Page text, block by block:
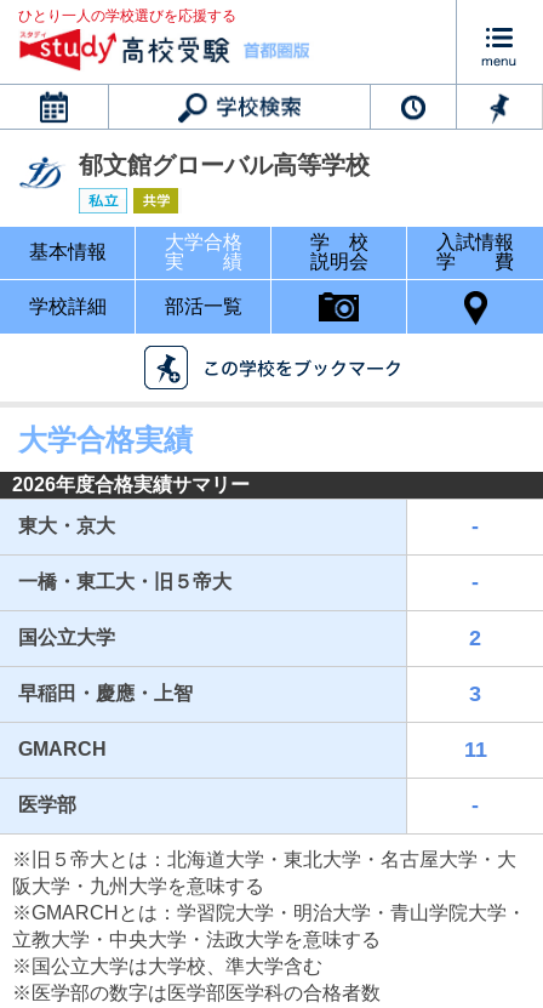
ひとり一人の学校選びを応援する
カレンダー
最近見た学校
郁文館グローバル高等学校
ブックマークした学校
ブックマークした学校はありません
郁文館グローバル高等学校
基本情報
大学合格
実 績
学 校
説明会
入試情報
学 費
学校詳細 部活一覧
大学合格実績
2026年度合格実績サマリー
東大・京大
-
一橋・東工大・旧５帝大 -
国公立大学 2
早稲田・慶應・上智 3
GMARCH 11
医学部 -
※旧５帝大とは：北海道大学・東北大学・名古屋大学・大
阪大学・九州大学を意味する
※GMARCHとは：学習院大学・明治大学・青山学院大学・
立教大学・中央大学・法政大学を意味する
※国公立大学は大学校、準大学含む
※医学部の数字は医学部医学科の合格者数